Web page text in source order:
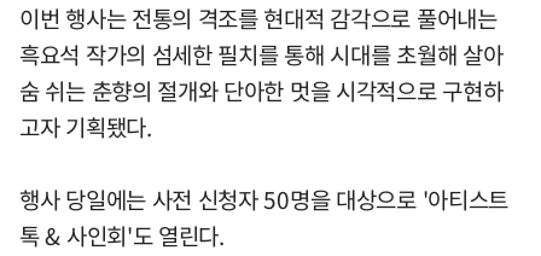
이번 행사는 전통의 격조를 현대적 감각으로 풀어내는
흑요석 작가의 섬세한 필치를 통해 시대를 초월해 살아
숨 쉬는 춘향의 절개와 단아한 멋을 시각적으로 구현하
고자 기획됐다.
행사 당일에는 사전 신청자 50명을 대상으로 '아티스트
톡 & 사인회'도 열린다.